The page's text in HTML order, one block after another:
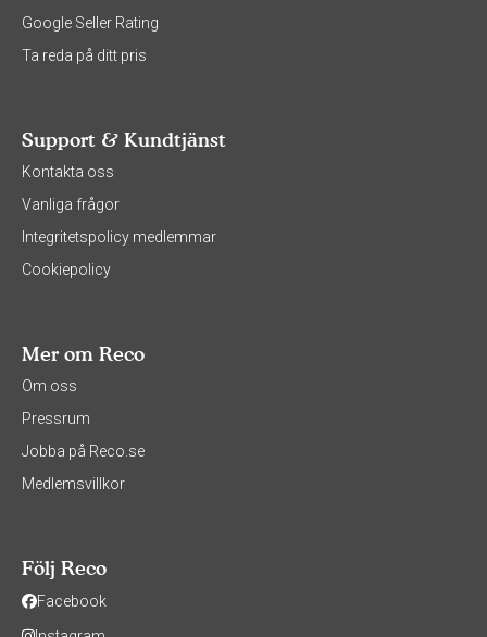
Google Seller Rating
Ta reda på ditt pris
Support & Kundtjänst
Kontakta oss
Vanliga frågor
Integritetspolicy medlemmar
Cookiepolicy
Mer om Reco
Om oss
Pressrum
Jobba på Reco.se
Medlemsvillkor
Följ Reco
Facebook